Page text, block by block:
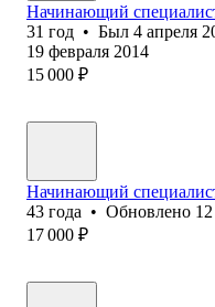
Начинающий
31 год • Был 4 апреля
19 февраля 2014
15 000 ₽
Начинающий
43 года • Обновлено
17 000 ₽